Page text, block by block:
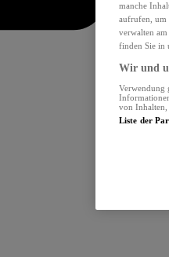
manche
aufrufen, um
verwalten
finden Sie in
Wir und
Verwendung
von Inhalten,
Liste der